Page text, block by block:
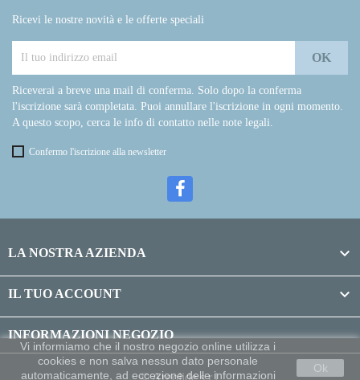
Ricevi le nostre novità e le offerte speciali
Riceverai a breve una mail di conferma. Solo dopo la conferma
l'iscrizione sarà completata. Puoi annullare l'iscrizione in ogni momento.
A questo scopo, cerca le info di contatto nelle note legali.
Confermo l'iscrizione alla newsletter
LA NOSTRA AZIENDA 
IL TUO ACCOUNT 
INFORMAZIONI NEGOZIO
Vi informiamo che il nostro negozio online utilizza i
cookies e non salva nessun dato personale
automaticamente, ad eccezione delle informazioni
Ok